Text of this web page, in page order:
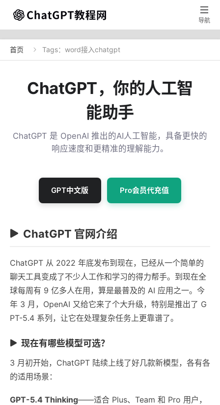

导航
首页  Tags：word接入chatgpt
ChatGPT，你的人工智
能助手
ChatGPT 是 OpenAI 推出的AI人工智能，具备更快的
响应速度和更精准的理解能力。
GPT中文版 Pro会员代充值
ChatGPT 官网介绍
ChatGPT 从 2022 年底发布到现在，已经从一个简单的
聊天工具变成了不少人工作和学习的得力帮手。到现在全
球每周有 9 亿多人在用，算是最普及的 AI 应用之一。今
年 3 月，OpenAI 又给它来了个大升级，特别是推出了 G
PT-5.4 系列，让它在处理复杂任务上更靠谱了。
现在有哪些模型可选？
3 月初开始，ChatGPT 陆续上线了好几款新模型，各有各
的适用场景：
GPT-5.4 Thinking——适合 Plus、Team 和 Pro 用户，